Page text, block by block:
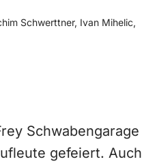
Schwerttner, Ivan Mihelic,
Schwabengarage
gefeiert. Auch